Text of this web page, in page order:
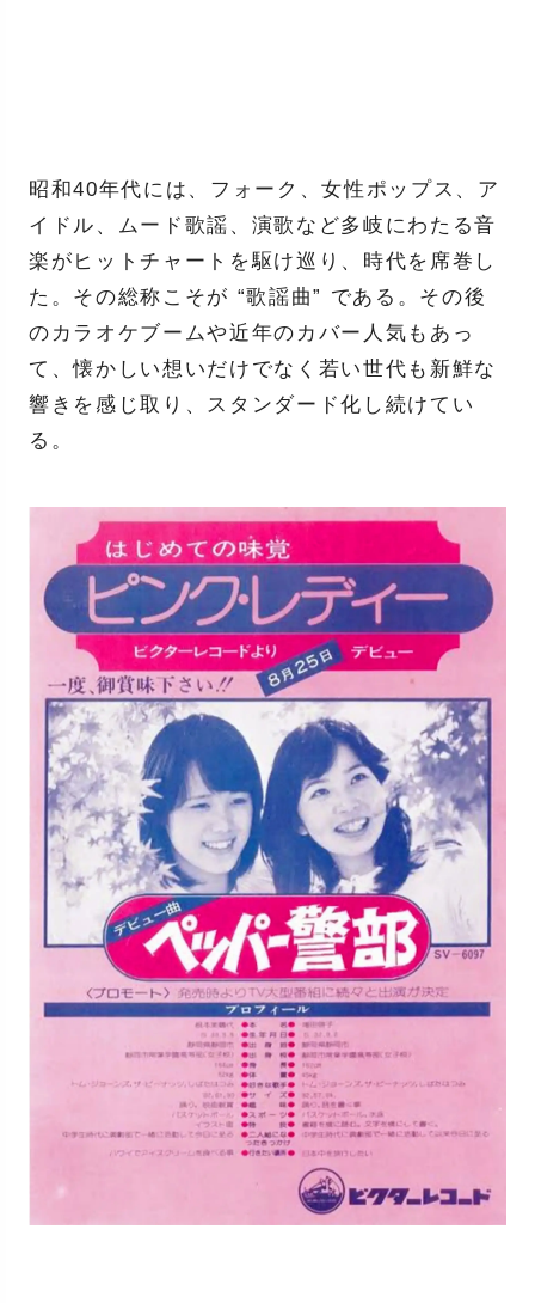
昭和40年代には、フォーク、女性ポップス、ア
イドル、ムード歌謡、演歌など多岐にわたる音
楽がヒットチャートを駆け巡り、時代を席巻し
た。その総称こそが “歌謡曲” である。その後
のカラオケブームや近年のカバー人気もあっ
て、懐かしい想いだけでなく若い世代も新鮮な
響きを感じ取り、スタンダード化し続けてい
る。